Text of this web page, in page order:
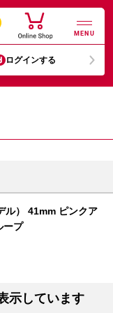
MENU
ログインする
） 41mm ピンクア
ープ
示しています